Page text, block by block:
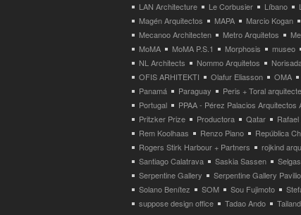
LAN Architecture
Le Corbusier Líbano
Magén Arquitectos
MAPA Marcio Kogan
Mecanoo Architecten
Metro Arquitetos
MoMA
MoMA P.S.1 Morphosis museo
NL Architects
Nommo Arquitetos
OFIS ARHITEKTI
Olafur Eliasson OMA
Panamá
Paraguay Peris + Toral
Portugal
PPAA - Pérez Palacios Arquitectos
Pritzker Prize
Productora Qatar
Rem Koolhaas
Renzo Piano República
Rogers Stirk Harbour + Partners
rojkind
Santiago Calatrava
Saskia Sassen
Serpentine Gallery
Serpentine Gallery
Solano Benítez
SOM Sou Fujimoto
suppose design office
Tadao Ando